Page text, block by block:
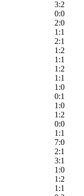
3:2
0:0
2:0
1:1
2:1
1:2
1:1
1:2
1:1
1:0
0:1
1:0
1:2
0:0
1:1
7:0
2:1
3:1
1:0
1:2
1:1